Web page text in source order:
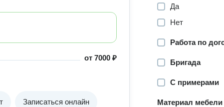
от7000 ₽
Записаться онлайн
Да
Нет
Работа по
Бригада
С примерами
Материал мебели